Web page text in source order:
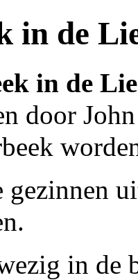
in de
in de
door
gezinnen
in de